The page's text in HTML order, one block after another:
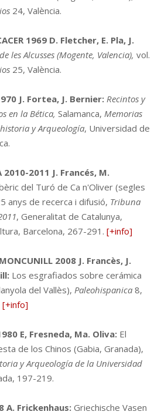
24, València.
1969 D. Fletcher, E. Pla, J.
les Alcusses (Mogente, Valencia), vol.
25, València.
J. Fortea, J. Bernier: Recintos y
en la Bética, Salamanca, Memorias
y Arqueología, Universidad de
2010-2011 J. Francés, M.
del Turó de Ca n'Oliver (segles
anys de recerca i difusió, Tribuna
, Generalitat de Catalunya,
Barcelona, 267-291. [+info]
2008 J. Francès, J.
Los esgrafiados sobre cerámica
del Vallès), Paleohispanica 8,
[+info]
E, Fresneda, Ma. Oliva: El
de los Chinos (Gabia, Granada),
y Arqueología de la Universidad
197-219.
A. Frickenhaus: Griechische Vasen